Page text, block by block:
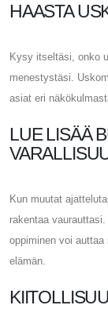
HAASTA
Kysy itseltäsi, onko
menestystäsi.
asiat eri
LUE LISÄÄ
Kun muutat
rakentaa
oppiminen voi
elämän.